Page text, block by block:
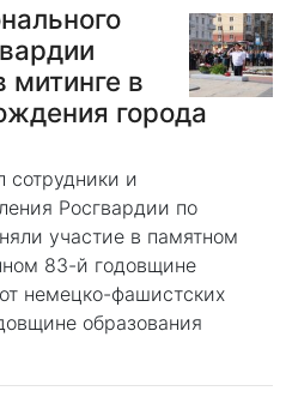
митинге в
города
сотрудники и
Росгвардии по
участие в памятном
83-й годовщине
немецко-фашистских
образования